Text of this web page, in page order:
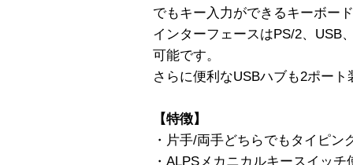
でもキー入力ができるキーボー
インターフェースはPS/2、USB
可能です。
さらに便利なUSBハブも2ポー
【特徴】
・片手/両手どちらでもタイピン
・ALPSメカニカルキースイッチ